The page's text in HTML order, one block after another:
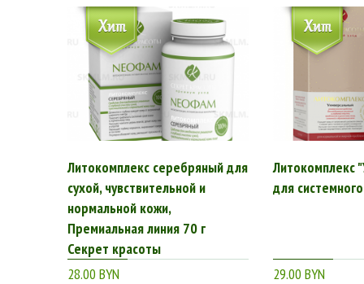
Литокомплекс серебряный для
сухой, чувствительной и
нормальной кожи,
Премиальная линия 70 г
Секрет красоты
28.00 BYN
Литокомплекс
для
29.00 BYN